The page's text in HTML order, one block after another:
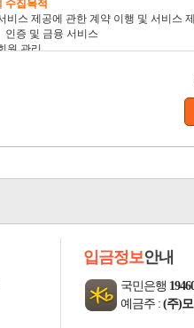
입금정보안내
국민은행
예금주 : (주)